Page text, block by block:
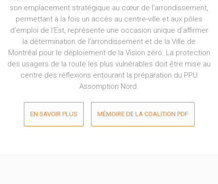
son emplacement stratégique au cœur de l’arrondissement,
permettant à la fois un accès au centre-ville et aux pôles
d’emploi de l’Est, représente une occasion unique d’affirmer
la détermination de l’arrondissement et de la Ville de
Montréal pour le déploiement de la Vision zéro. La protection
des usagers de la route les plus vulnérables doit être mise au
centre des réflexions entourant la préparation du PPU
Assomption Nord.
EN SAVOIR PLUS MÉMOIRE DE LA COALITION PDF